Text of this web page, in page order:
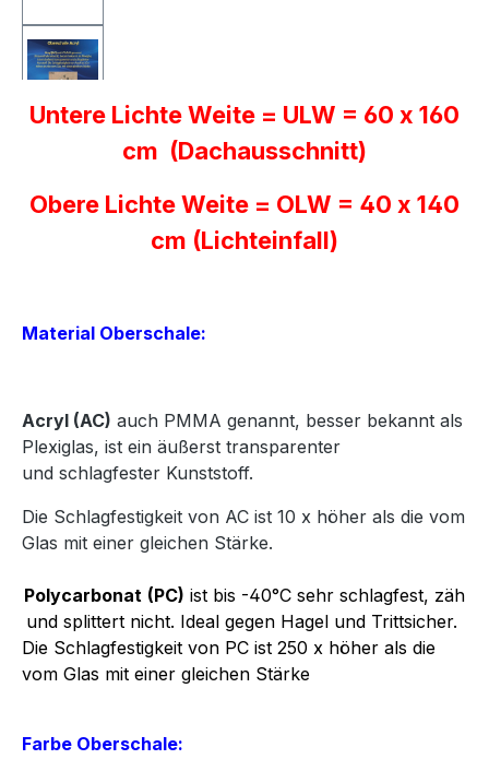
Untere Lichte Weite = ULW = 60 x 160
cm (Dachausschnitt)
Obere Lichte Weite = OLW = 40 x 140
cm (Lichteinfall)
Material Oberschale:
Acryl (AC) auch PMMA genannt, besser bekannt als
Plexiglas, ist ein äußerst transparenter
und schlagfester Kunststoff.
Die Schlagfestigkeit von AC ist 10 x höher als die vom
Glas mit einer gleichen Stärke.
Polycarbonat (PC) ist bis -40°C sehr schlagfest, zäh
und splittert nicht. Ideal gegen Hagel und Trittsicher.
Die Schlagfestigkeit von PC ist 250 x höher als die
vom Glas mit einer gleichen Stärke
Farbe Oberschale: